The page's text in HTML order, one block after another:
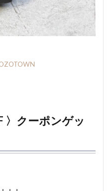
〉クーポンゲッ